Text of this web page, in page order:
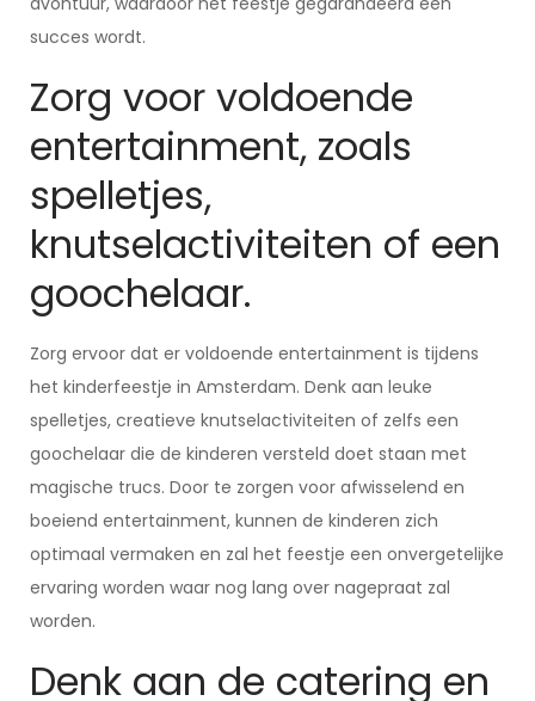
succes wordt.
Zorg voor voldoende
entertainment, zoals
spelletjes,
knutselactiviteiten of een
goochelaar.
Zorg ervoor dat er voldoende entertainment is tijdens
het kinderfeestje in Amsterdam. Denk aan leuke
spelletjes, creatieve knutselactiviteiten of zelfs een
goochelaar die de kinderen versteld doet staan met
magische trucs. Door te zorgen voor afwisselend en
boeiend entertainment, kunnen de kinderen zich
optimaal vermaken en zal het feestje een onvergetelijke
ervaring worden waar nog lang over nagepraat zal
worden.
Denk aan de catering en